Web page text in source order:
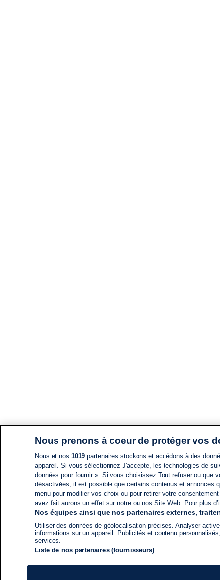
Nous prenons à coeur de protéger vos
Nous et nos 1019partenaires stockons et accédons à des
appareil. Si vous sélectionnez J'accepte, les technologies de
données pour fournir ». Si vous choisissez Tout refuser ou
désactivées, il est possible que certains contenus et annonces
menu pour modifier vos choix ou pour retirer votre
avez fait aurons un effet sur notre ou nos Site Web. Pour plus
Nos équipes ainsi que nos partenaires externes,
Utiliser des données de géolocalisation précises. Analyser
informations sur un appareil. Publicités et contenu
services.
Liste de nos partenaires (fournisseurs)